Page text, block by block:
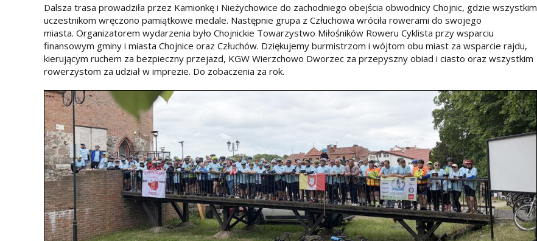
Dalsza trasa prowadziła przez Kamionkę i Nieżychowice do zachodniego obejścia obwodnicy Chojnic, gdzie wszystkim
uczestnikom wręczono pamiątkowe medale. Następnie grupa z Człuchowa wróciła rowerami do swojego
miasta. Organizatorem wydarzenia było Chojnickie Towarzystwo Miłośników Roweru Cyklista przy wsparciu
finansowym gminy i miasta Chojnice oraz Człuchów. Dziękujemy burmistrzom i wójtom obu miast za wsparcie rajdu,
kierującym ruchem za bezpieczny przejazd, KGW Wierzchowo Dworzec za przepyszny obiad i ciasto oraz wszystkim
rowerzystom za udział w imprezie. Do zobaczenia za rok.